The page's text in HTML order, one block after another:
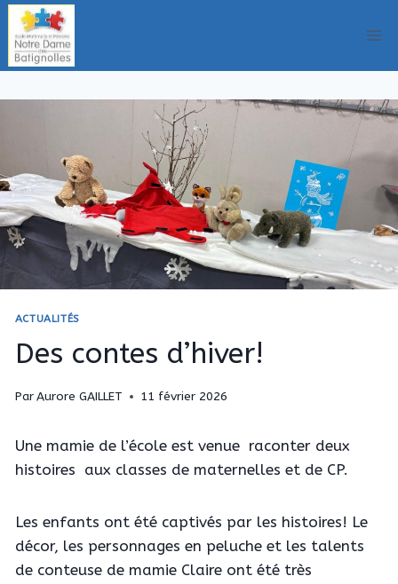
Aller
au
contenu
ACTUALITÉS
Des contes d’hiver!
ParAurore GAILLET 11 février 2026
Une mamie de l’école est venue raconter deux
histoires aux classes de maternelles et de CP.
Les enfants ont été captivés par les histoires! Le
décor, les personnages en peluche et les talents
de conteuse de mamie Claire ont été très